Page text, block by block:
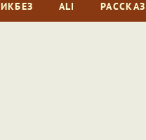
ALI